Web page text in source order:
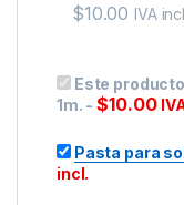
$10.00 IVA
Este
1m. -$10.00
Pasta para
incl.